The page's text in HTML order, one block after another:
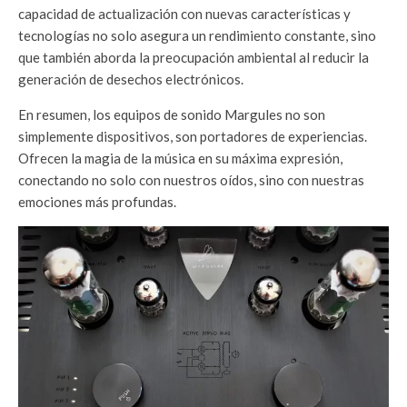
capacidad de actualización con nuevas características y
tecnologías no solo asegura un rendimiento constante, sino
que también aborda la preocupación ambiental al reducir la
generación de desechos electrónicos.
En resumen, los equipos de sonido Margules no son
simplemente dispositivos, son portadores de experiencias.
Ofrecen la magia de la música en su máxima expresión,
conectando no solo con nuestros oídos, sino con nuestras
emociones más profundas.